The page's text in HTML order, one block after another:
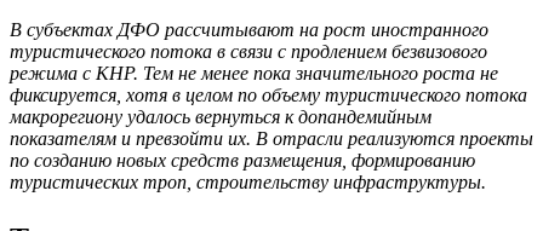
В субъектах ДФО рассчитывают на рост иностранного
туристического потока в связи с продлением безвизового
режима с КНР. Тем не менее пока значительного роста не
фиксируется, хотя в целом по объему туристического потока
макрорегиону удалось вернуться к допандемийным
показателям и превзойти их. В отрасли реализуются проекты
по созданию новых средств размещения, формированию
туристических троп, строительству инфраструктуры.